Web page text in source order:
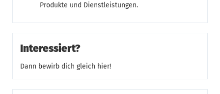
Produkte und Dienstleistungen.
Interessiert?
Dann bewirb dich gleich hier!